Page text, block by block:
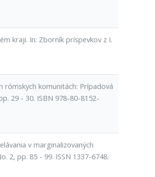
kraji. In: Zborník príspevkov z I.
rómskych komunitách: Prípadová
29 - 30. ISBN 978-80-8152-
v marginalizovaných
2, pp. 85 - 99. ISSN 1337-6748.